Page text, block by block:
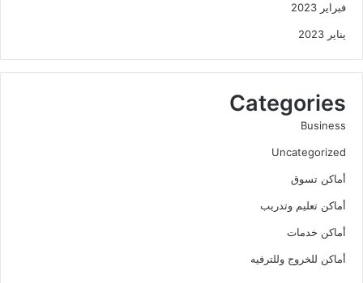
فبراير 2023
يناير 2023
Categories
Business
Uncategorized
أماكن تسوق
أماكن تعليم وتدريب
أماكن خدمات
أماكن للخروج وللترفيه